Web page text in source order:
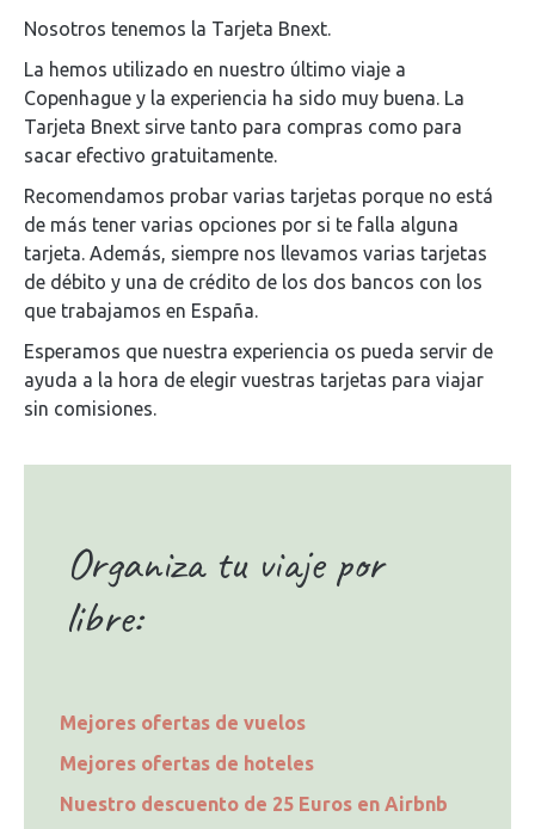
Nosotros tenemos la Tarjeta Bnext.
La hemos utilizado en nuestro último viaje a
Copenhague y la experiencia ha sido muy buena. La
Tarjeta Bnext sirve tanto para compras como para
sacar efectivo gratuitamente.
Recomendamos probar varias tarjetas porque no está
de más tener varias opciones por si te falla alguna
tarjeta. Además, siempre nos llevamos varias tarjetas
de débito y una de crédito de los dos bancos con los
que trabajamos en España.
Esperamos que nuestra experiencia os pueda servir de
ayuda a la hora de elegir vuestras tarjetas para viajar
sin comisiones.
Organiza tu viaje por
libre:
Mejores ofertas de vuelos
Mejores ofertas de hoteles
Nuestro descuento de 25 Euros en Airbnb